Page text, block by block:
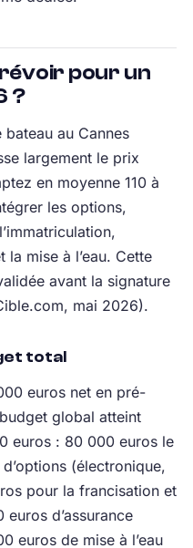
pour un
?
bateau au Cannes
largement le prix
en moyenne 110 à
les options,
la mise à l’eau. Cette
avant la signature
mai 2026).
total
euros net en pré-
global atteint
euros : 80 000 euros le
(électronique,
pour la francisation et
d’assurance
euros de mise à l’eau